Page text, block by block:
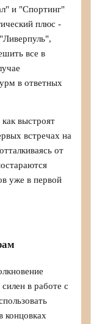
и "Спортинг"
плюс -
все в
в ответных
выстроят
встречах на
от
уже в первой
в работе с
концовках